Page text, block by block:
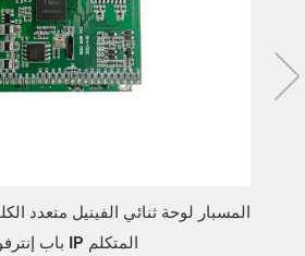
باب إنترفون IP المتكلم